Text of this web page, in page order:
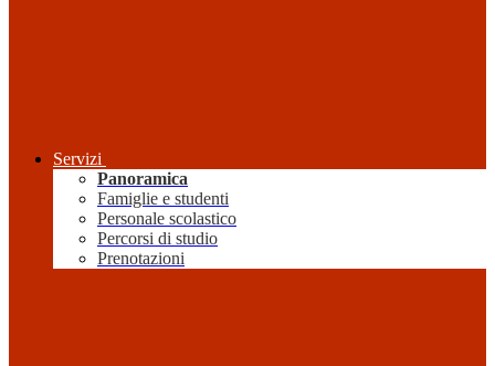
Servizi
Panoramica
Famiglie e studenti
Personale scolastico
Percorsi di studio
Prenotazioni